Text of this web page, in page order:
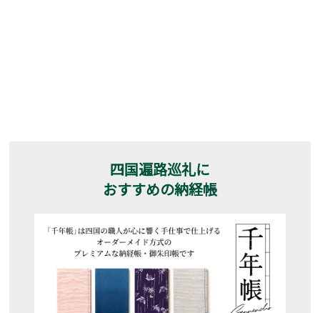
四国遍路巡礼に
おすすめの納経帳